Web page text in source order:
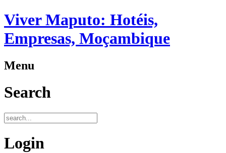
Viver Maputo: Hotéis,
Empresas, Moçambique
Menu
Search
Login